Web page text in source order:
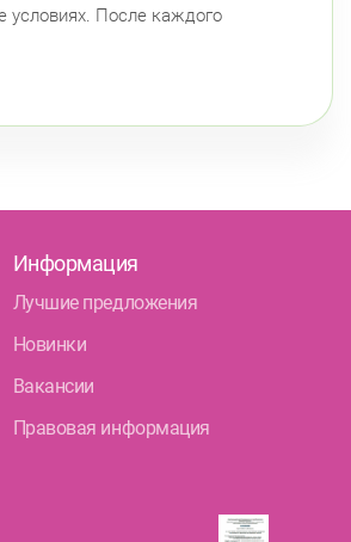
условиях. После каждого
Информация
Лучшие предложения
Новинки
Вакансии
Правовая информация